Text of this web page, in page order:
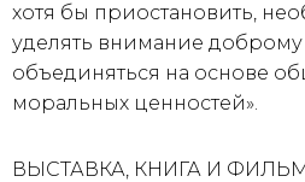
хотя бы приостановить,
уделять внимание
объединяться на основе
моральных ценностей».
ВЫСТАВКА, КНИГА И